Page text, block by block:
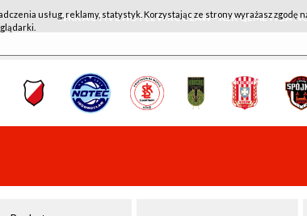
WKK ACTIVE HOTEL WROCŁAW - KSK QEMETICA
usług, reklamy, statystyk. Korzystając ze strony wyrażasz zgodę